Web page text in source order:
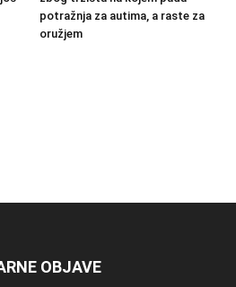
potražnja za autima, a raste za
oružjem
OBJAVE